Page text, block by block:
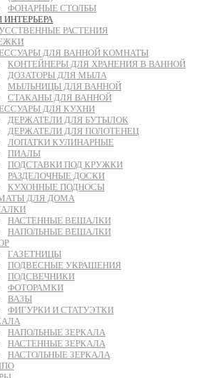
ФОНАРНЫЕ СТОЛБЫ
РАСТЕНИЯ
ДЛЯ ВАННОЙ КОМНАТЫ
КОНТЕЙНЕРЫ ДЛЯ ХРАНЕНИЯ В ВАННОЙ
ДОЗАТОРЫ ДЛЯ МЫЛА
МЫЛЬНИЦЫ ДЛЯ ВАННОЙ
СТАКАНЫ ДЛЯ ВАННОЙ
ДЛЯ КУХНИ
ДЕРЖАТЕЛИ ДЛЯ БУТЫЛОК
ДЕРЖАТЕЛИ ДЛЯ ПОЛОТЕНЕЦ
ЛОПАТКИ КУЛИНАРНЫЕ
ПИАЛЫ
ПОДСТАВКИ ПОД КРУЖКИ
РАЗДЕЛОЧНЫЕ ДОСКИ
КУХОННЫЕ ПОДНОСЫ
ДЛЯ ДОМА
НАСТЕННЫЕ ВЕШАЛКИ
НАПОЛЬНЫЕ ВЕШАЛКИ
ГАЗЕТНИЦЫ
ПОДВЕСНЫЕ УКРАШЕНИЯ
ПОДСВЕЧНИКИ
ФОТОРАМКИ
ВАЗЫ
ФИГУРКИ И СТАТУЭТКИ
НАПОЛЬНЫЕ ЗЕРКАЛА
НАСТЕННЫЕ ЗЕРКАЛА
НАСТОЛЬНЫЕ ЗЕРКАЛА